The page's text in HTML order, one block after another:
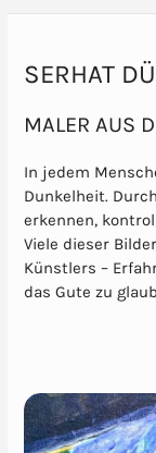
SERHAT
MALER AUS
In jedem
Dunkelheit.
erkennen,
Viele dieser
Künstlers –
das Gute zu